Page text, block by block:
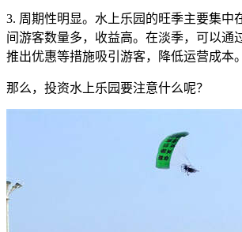
3. 周期性明显。水上乐园的旺季主要集中
间游客数量多，收益高。在淡季，可以通
推出优惠等措施吸引游客，降低运营成本。
那么，投资水上乐园要注意什么呢？